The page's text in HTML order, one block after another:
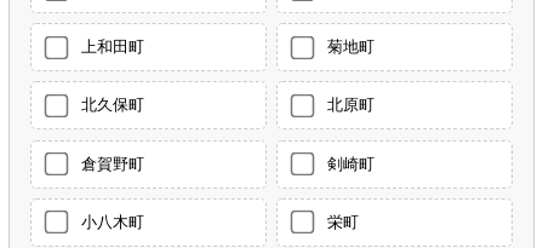
上和田町 菊地町
北久保町 北原町
倉賀野町 剣崎町
小八木町 栄町